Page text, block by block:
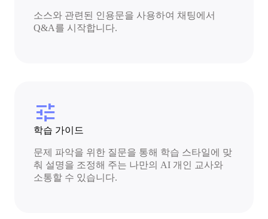
소스와 관련된 인용문을 사용하여 채팅에서
Q&A를 시작합니다.
tune
학습 가이드
문제 파악을 위한 질문을 통해 학습 스타일에 맞
춰 설명을 조정해 주는 나만의 AI 개인 교사와
소통할 수 있습니다.